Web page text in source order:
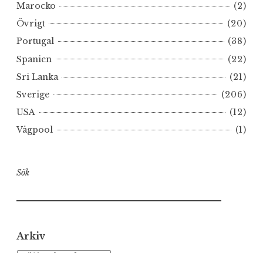
Marocko
(2)
Övrigt
(20)
Portugal
(38)
Spanien
(22)
Sri Lanka
(21)
Sverige
(206)
USA
(12)
Vågpool
(1)
Sök
Arkiv